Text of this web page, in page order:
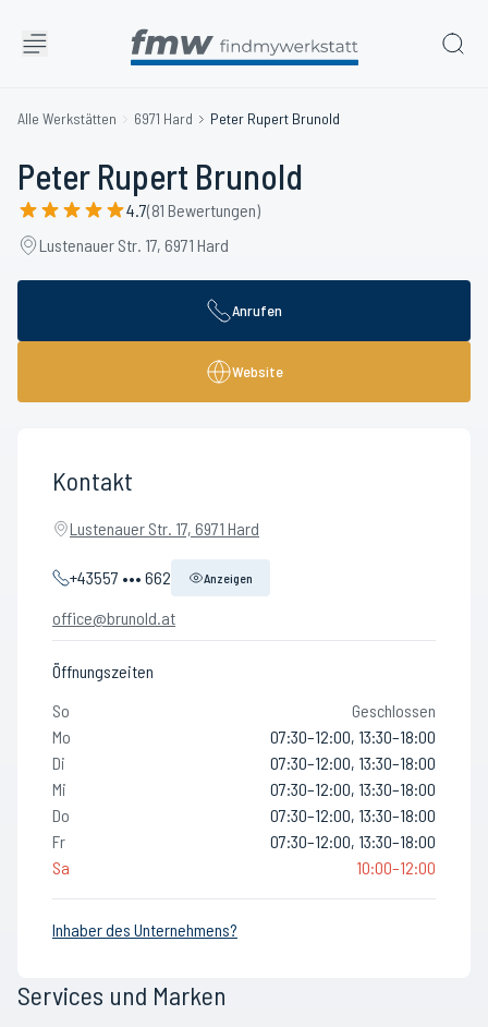
Alle Werkstätten 6971 Hard Peter Rupert Brunold
Peter Rupert Brunold
4.7(81 Bewertungen)
Lustenauer Str. 17, 6971 Hard
Anrufen
Website
Kontakt
Lustenauer Str. 17, 6971 Hard
+43557 ••• 662 Anzeigen
office@brunold.at
Öffnungszeiten
So
Geschlossen
Mo
07:30–12:00, 13:30–18:00
Di
07:30–12:00, 13:30–18:00
Mi
07:30–12:00, 13:30–18:00
Do
07:30–12:00, 13:30–18:00
Fr
07:30–12:00, 13:30–18:00
Sa
10:00–12:00
Inhaber des Unternehmens?
Services und Marken